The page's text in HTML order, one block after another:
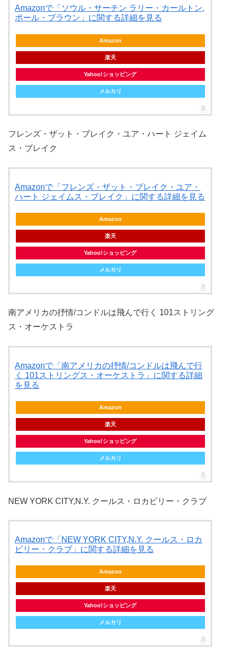
Amazonで「ソウル・サーチン ラリー・カールトン,
ポール・ブラウン」に関する詳細を見る
Amazon
楽天
Yahoo!ショッピング
メルカリ
フレンズ・ザット・ブレイク・ユア・ハート ジェイム
ス・ブレイク
Amazonで「フレンズ・ザット・ブレイク・ユア・
ハート ジェイムス・ブレイク」に関する詳細を見る
Amazon
楽天
Yahoo!ショッピング
メルカリ
南アメリカの抒情/コンドルは飛んで行く 101ストリング
ス・オーケストラ
Amazonで「南アメリカの抒情/コンドルは飛んで行
く 101ストリングス・オーケストラ」に関する詳細
を見る
Amazon
楽天
Yahoo!ショッピング
メルカリ
NEW YORK CITY,N.Y. クールス・ロカビリー・クラブ
Amazonで「NEW YORK CITY,N.Y. クールス・ロカ
ビリー・クラブ」に関する詳細を見る
Amazon
楽天
Yahoo!ショッピング
メルカリ